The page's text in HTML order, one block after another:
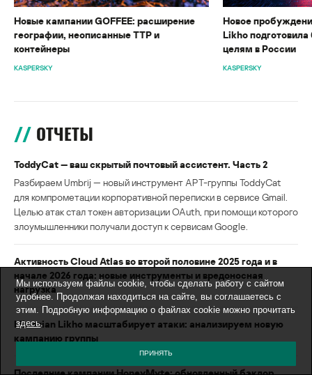
Новые кампании GOFFEE: расширение
географии, неописанные TTP и
контейнеры
KASPERSKY
Новое
Likho
целям в России
KASPERSKY
ОТЧЕТЫ
ToddyCat — ваш скрытый почтовый ассистент. Часть 2
Разбираем Umbrij — новый инструмент APT-группы ToddyCat
для компрометации корпоративной переписки в сервисе Gmail.
Целью атак стал токен авторизации OAuth, при помощи которого
злоумышленники получали доступ к сервисам Google.
Активность Cloud Atlas во второй половине 2025 года и в
начале 2026 года: новые инструменты и вредоносная
нагрузка
Librarian Likho масштабирует атаки: анализируем новую
кампанию группы
Последние кампании HoneyMyte: обновленный бэкдор
Мы используем файлы cookie, чтобы сделать работу с сайтом
удобнее. Продолжая находиться на сайте, вы соглашаетесь с
этим. Подробную информацию о файлах cookie можно прочитать
здесь.
ПРИНЯТЬ